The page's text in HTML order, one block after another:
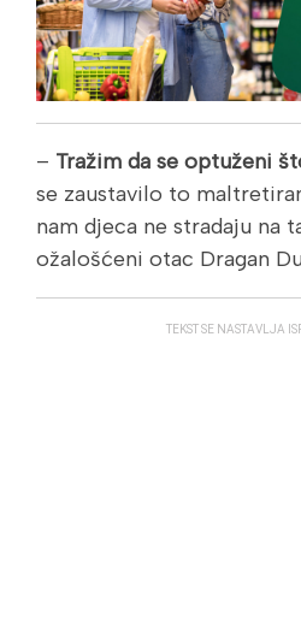
– Tražim da se optuženi
se zaustavilo to
nam djeca ne stradaju na
ožalošćeni otac Dragan
TEKST SE NASTAVLJA